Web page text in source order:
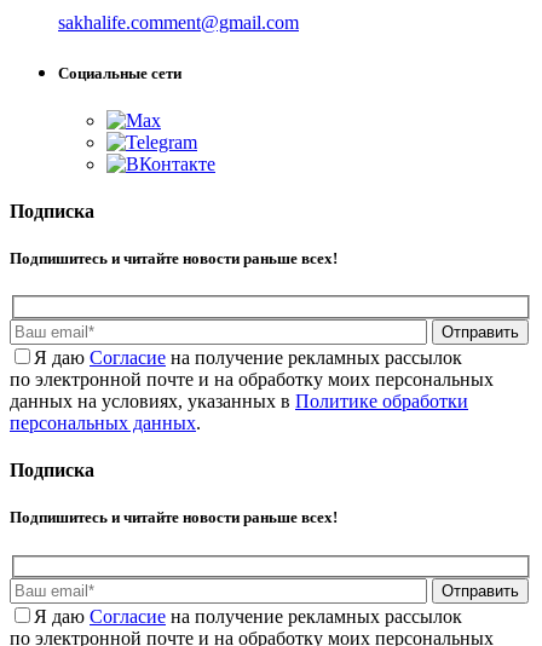
sakhalife.comment@gmail.com
Социальные сети
Подписка
Подпишитесь и читайте новости раньше всех!
Отправить
Я даю Cогласие на получение рекламных рассылок
по электронной почте и на обработку моих персональных
данных на условиях, указанных в Политике обработки
персональных данных.
Подписка
Подпишитесь и читайте новости раньше всех!
Отправить
Я даю Cогласие на получение рекламных рассылок
по электронной почте и на обработку моих персональных